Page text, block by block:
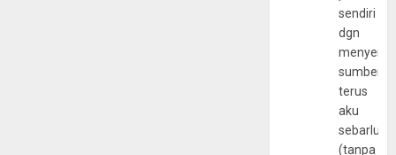
sendiri
dgn
sumber
terus
aku
(tanpa